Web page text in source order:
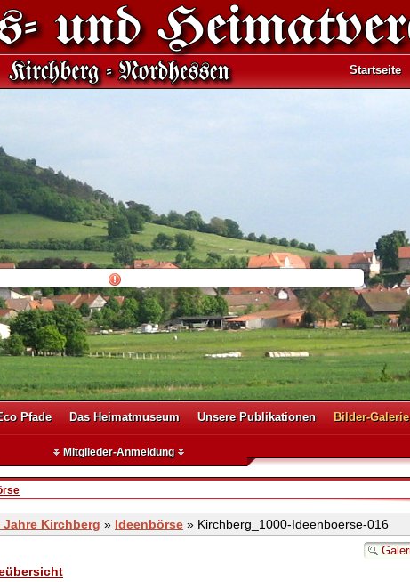
Startseite
Pfade Das Heimatmuseum Unsere Publikationen Bilder-Galerie
Mitglieder-Anmeldung
Jahre Kirchberg » Ideenbörse » Kirchberg_1000-Ideenboerse-016